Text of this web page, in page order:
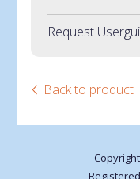
Request
Back to product